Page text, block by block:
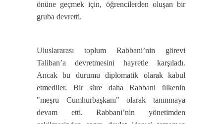
önüne geçmek için, öğrencilerden oluşan bir
gruba devretti.
Uluslararası toplum Rabbani’nin görevi
Taliban’a devretmesini hayretle karşıladı.
Ancak bu durumu diplomatik olarak kabul
etmediler. Bir süre daha Rabbani ülkenin
"meşru Cumhurbaşkanı" olarak tanınmaya
devam etti. Rabbani’nin yönetimden